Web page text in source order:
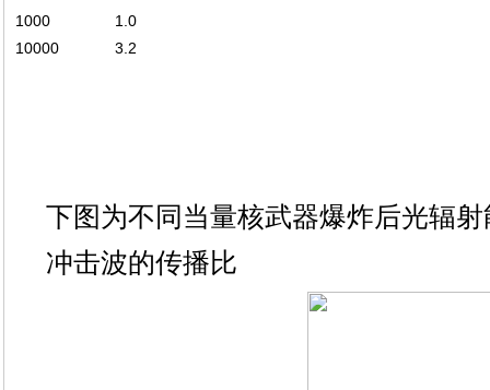
1000
10000
1.0
3.2
下图为不同当量核武器爆炸后光辐
冲击波的传播比